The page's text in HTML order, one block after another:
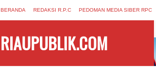
BERANDA REDAKSI R.P.C PEDOMAN MEDIA SIBER RPC
RIAUPUBLIK.COM